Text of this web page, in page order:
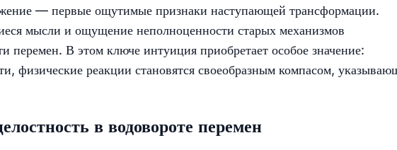
— первые ощутимые признаки наступающей трансформации.
мысли и ощущение неполноценности старых механизмов
перемен. В этом ключе интуиция приобретает особое значение:
физические реакции становятся своеобразным компасом,
в водовороте перемен